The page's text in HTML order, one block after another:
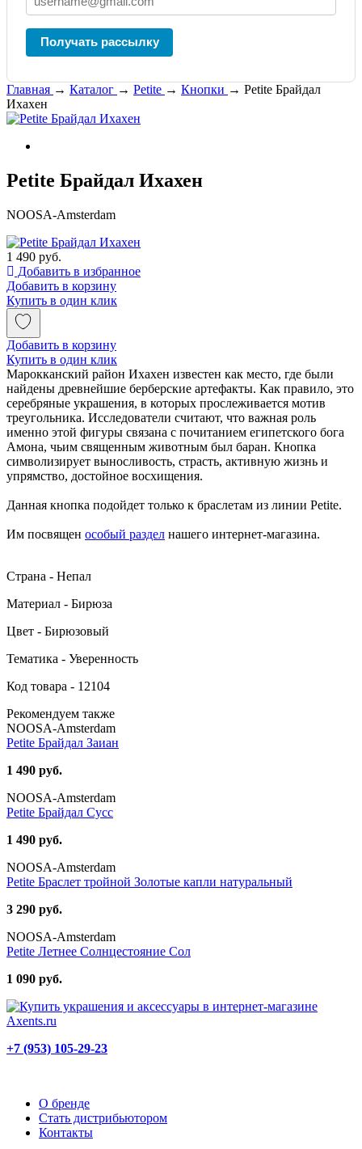
Получать рассылку
Главная → Каталог → Petite → Кнопки → Petite Брайдал
Ихахен
Petite Брайдал Ихахен
NOOSA-Amsterdam
1 490 руб.
Добавить в избранное
Добавить в корзину
Купить в один клик
Добавить в корзину
Купить в один клик
Марокканский район Ихахен известен как место, где были
найдены древнейшие берберские артефакты. Как правило, это
серебряные украшения, в которых прослеживается мотив
треугольника. Исследователи считают, что важная роль
именно этой фигуры связана с почитанием египетского бога
Амона, чьим священным животным был баран. Кнопка
символизирует выносливость, страсть, активную жизнь и
упрямство, достойное восхищения.
Данная кнопка подойдет только к браслетам из линии Petite.
Им посвящен особый раздел нашего интернет-магазина.
Страна - Непал
Материал - Бирюза
Цвет - Бирюзовый
Тематика - Уверенность
Код товара - 12104
Рекомендуем также
NOOSA-Amsterdam
Petite Брайдал Заиан
1 490 руб.
NOOSA-Amsterdam
Petite Брайдал Сусс
1 490 руб.
NOOSA-Amsterdam
Petite Браслет тройной Золотые капли натуральный
3 290 руб.
NOOSA-Amsterdam
Petite Летнее Солнцестояние Сол
1 090 руб.
+7 (953) 105-29-23
О бренде
Стать дистрибьютором
Контакты